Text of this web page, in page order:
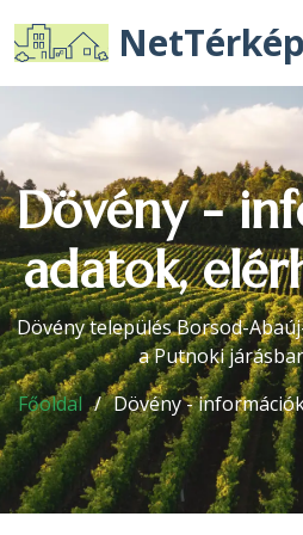
NetTérkép
Dövény -
adatok,
Dövény település Borsod-
a Putnoki
Főoldal
Dövény -